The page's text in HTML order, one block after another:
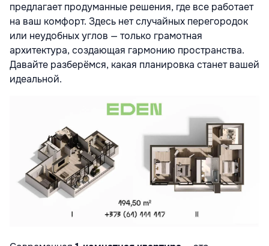
предлагает продуманные решения, где все работает
на ваш комфорт. Здесь нет случайных перегородок
или неудобных углов — только грамотная
архитектура, создающая гармонию пространства.
Давайте разберёмся, какая планировка станет вашей
идеальной.